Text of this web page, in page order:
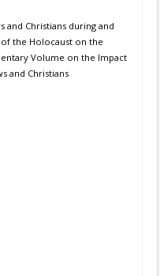
and Christians during and
the Holocaust on the
Volume on the Impact
and Christians